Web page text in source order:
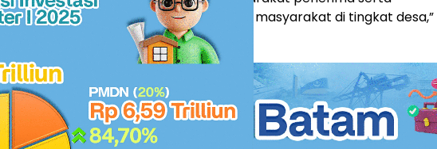
mendorong peningkatan kesejahteraan masyarakat di tingkat desa,”